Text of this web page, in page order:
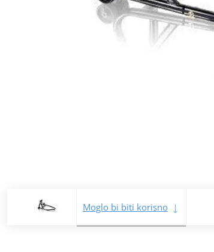
Moglo bi biti korisno